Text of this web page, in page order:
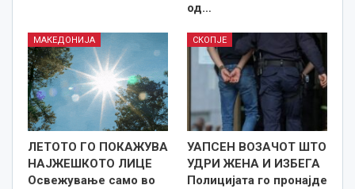
од…
МАКЕДОНИЈА
ЛЕТОТО ГО ПОКАЖУВА
НАЈЖЕШКОТО ЛИЦE
Освежување само во
СКОПЈЕ
УАПСЕН ВОЗАЧОТ ШТО
УДРИ ЖЕНА И ИЗБЕГА
Полицијата го пронајде